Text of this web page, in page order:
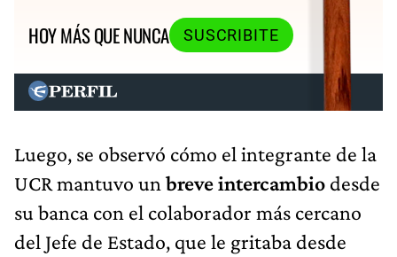
HOY MÁS QUE NUNCA
SUSCRIBITE
Luego, se observó cómo el integrante de la
UCR mantuvo un breve intercambio desde
su banca con el colaborador más cercano
del Jefe de Estado, que le gritaba desde